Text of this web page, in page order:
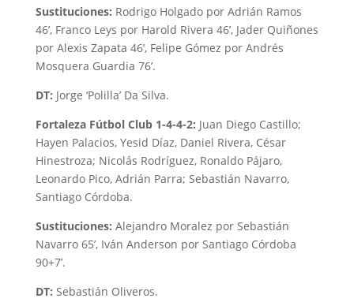
Sustituciones: Rodrigo Holgado por Adrián Ramos
46’, Franco Leys por Harold Rivera 46’, Jader Quiñones
por Alexis Zapata 46’, Felipe Gómez por Andrés
Mosquera Guardia 76’.
DT: Jorge ‘Polilla’ Da Silva.
Fortaleza Fútbol Club 1-4-4-2: Juan Diego Castillo;
Hayen Palacios, Yesid Díaz, Daniel Rivera, César
Hinestroza; Nicolás Rodríguez, Ronaldo Pájaro,
Leonardo Pico, Adrián Parra; Sebastián Navarro,
Santiago Córdoba.
Sustituciones: Alejandro Moralez por Sebastián
Navarro 65’, Iván Anderson por Santiago Córdoba
90+7’.
DT: Sebastián Oliveros.